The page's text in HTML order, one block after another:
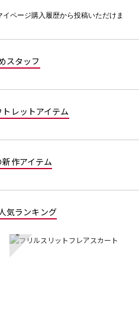
ページ購入履歴から投稿いただけま
スタッフ
レットアイテム
作アイテム
気ランキング
2